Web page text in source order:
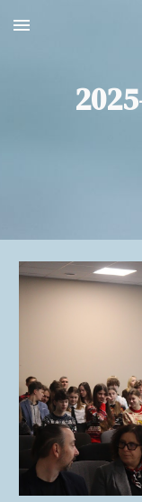
Skip to main content